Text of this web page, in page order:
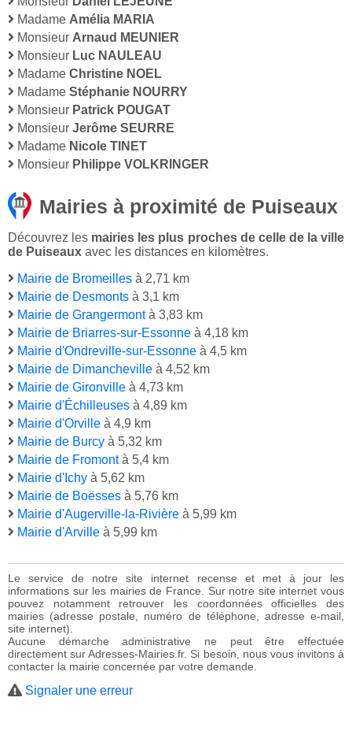
Madame Amélia MARIA
Monsieur Arnaud MEUNIER
Monsieur Luc NAULEAU
Madame Christine NOEL
Madame Stéphanie NOURRY
Monsieur Patrick POUGAT
Monsieur Jerôme SEURRE
Madame Nicole TINET
Monsieur Philippe VOLKRINGER
Mairies à proximité de Puiseaux
Découvrez les mairies les plus proches de celle de la ville
de Puiseaux avec les distances en kilomètres.
Mairie de Bromeilles à 2,71 km
Mairie de Desmonts à 3,1 km
Mairie de Grangermontà 3,83 km
Mairie de Briarres-sur-Essonne à 4,18 km
Mairie d'Ondreville-sur-Essonne à 4,5 km
Mairie de Dimancheville à 4,52 km
Mairie de Gironville à 4,73 km
Mairie d'Échilleuses à 4,89 km
Mairie d'Orville à 4,9 km
Mairie de Burcy à 5,32 km
Mairie de Fromontà 5,4 km
Mairie d'Ichy à 5,62 km
Mairie de Boësses à 5,76 km
Mairie d'Augerville-la-Rivière à 5,99 km
Mairie d'Arville à 5,99 km
Le service de notre site internet recense et met à jour les
informations sur les mairies de France. Sur notre site internet vous
pouvez notamment retrouver les coordonnées officielles des
mairies (adresse postale, numéro de téléphone, adresse e-mail,
site internet).
Aucune démarche administrative ne peut être effectuée
directement sur Adresses-Mairies.fr. Si besoin, nous vous invitons à
contacter la mairie concernée par votre demande.
Signaler une erreur